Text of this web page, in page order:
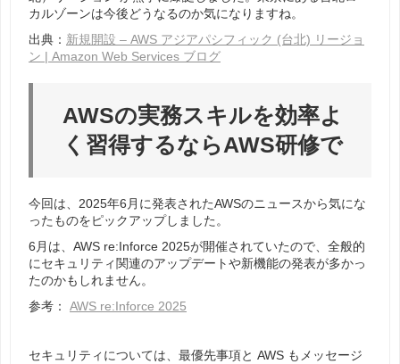
カルゾーンは今後どうなるのか気になりますね。
出典： 新規開設 – AWS アジアパシフィック (台北) リージョ
ン | Amazon Web Services ブログ
AWSの実務スキルを効率よ
く習得するならAWS研修で
今回は、2025年6月に発表されたAWSのニュースから気にな
ったものをピックアップしました。
6月は、AWS re:Inforce 2025が開催されていたので、全般的
にセキュリティ関連のアップデートや新機能の発表が多かっ
たのかもしれません。
参考：
AWS re:Inforce 2025
セキュリティについては、最優先事項と AWS もメッセージ